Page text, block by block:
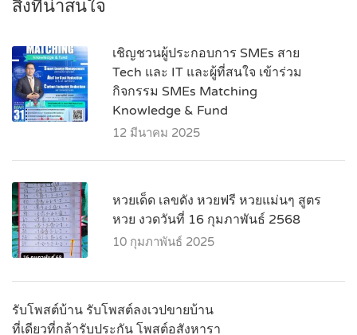
สิ่งที่น่าสนใจ
เชิญชวนผู้ประกอบการ SMEs สาย
Tech และ IT และผู้ที่สนใจ เข้าร่วม
กิจกรรม SMEs Matching
Knowledge & Fund
12 มีนาคม 2025
หวยเด็ด เลขดัง หวยฟรี หวยแม่นๆ สูตร
หวย งวดวันที่ 16 กุมภาพันธ์ 2568
10 กุมภาพันธ์ 2025
รับโพสต์บ้าน รับโพสต์ลงเวปขายบ้าน
ที่เดียวที่กล้ารับประกัน โพสต์อสังหารา